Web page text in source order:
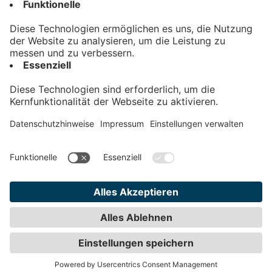
Kontakt
Impressum
Teilnahmebedingungen
Privatsphäre